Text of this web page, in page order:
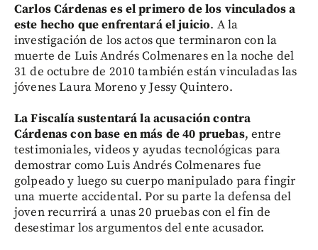
Carlos Cárdenas es el primero de los vinculados a
este hecho que enfrentará el juicio. A la
investigación de los actos que terminaron con la
muerte de Luis Andrés Colmenares en la noche del
31 de octubre de 2010 también están vinculadas las
jóvenes Laura Moreno y Jessy Quintero.
La Fiscalía sustentará la acusación contra
Cárdenas con base en más de 40 pruebas, entre
testimoniales, videos y ayudas tecnológicas para
demostrar como Luis Andrés Colmenares fue
golpeado y luego su cuerpo manipulado para fingir
una muerte accidental. Por su parte la defensa del
joven recurrirá a unas 20 pruebas con el fin de
desestimar los argumentos del ente acusador.